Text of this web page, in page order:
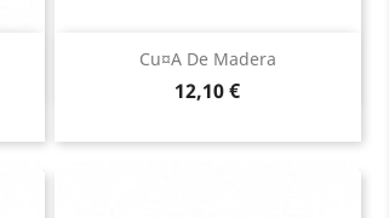
Cu¤a De Madera
Precio
12,10 €
Vista rápida